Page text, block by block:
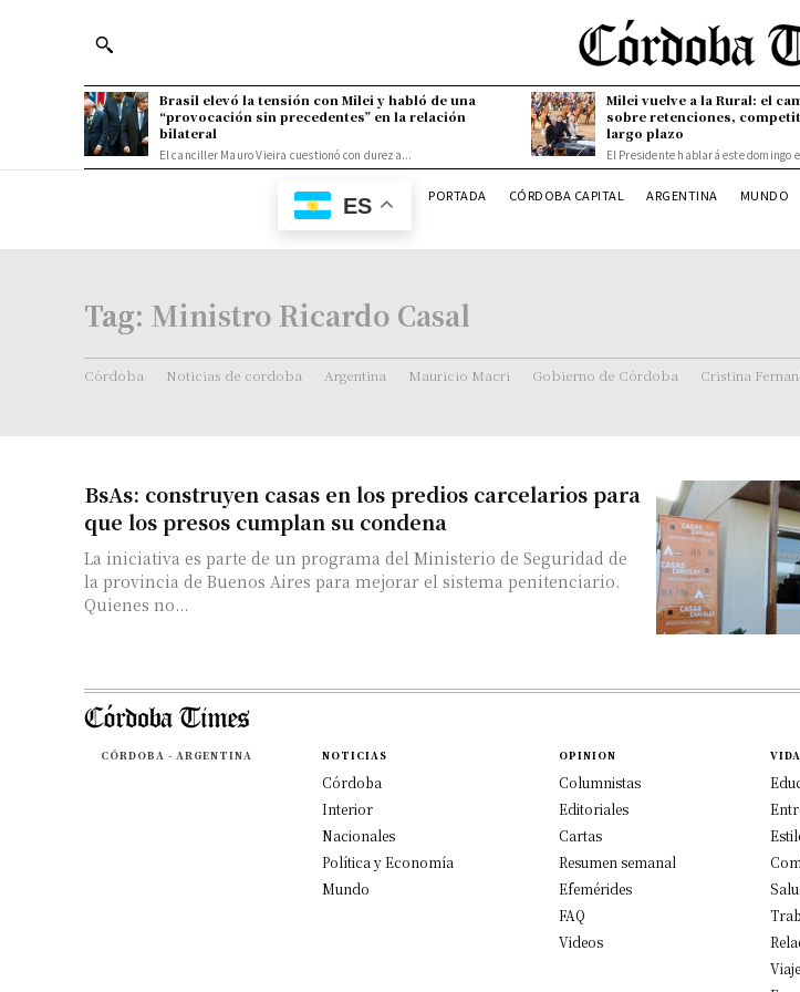
Brasil elevó la tensión con Milei y habló de una
“provocación sin precedentes” en la relación
bilateral
El canciller Mauro Vieira cuestionó con dureza...
Milei vuelve a la Rural: el
sobre retenciones,
largo plazo
El Presidente hablará este domingo
ES PORTADA CÓRDOBA CAPITAL ARGENTINA MUNDO
Tag: Ministro Ricardo Casal
Córdoba Noticias de cordoba Argentina Mauricio Macri Gobierno de Córdoba Cristina
BsAs: construyen casas en los predios carcelarios para
que los presos cumplan su condena
La iniciativa es parte de un programa del Ministerio de Seguridad de
la provincia de Buenos Aires para mejorar el sistema penitenciario.
Quienes no...
CÓRDOBA - ARGENTINA NOTICIAS
Córdoba
Interior
Nacionales
Política y Economía
Mundo
OPINION
Columnistas
Editoriales
Cartas
Resumen semanal
Efemérides
FAQ
Videos
VIDA